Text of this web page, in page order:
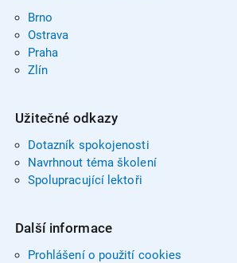
Brno
Ostrava
Praha
Zlín
Užitečné odkazy
Dotazník spokojenosti
Navrhnout téma školení
Spolupracující lektoři
Další informace
Prohlášení o použití cookies